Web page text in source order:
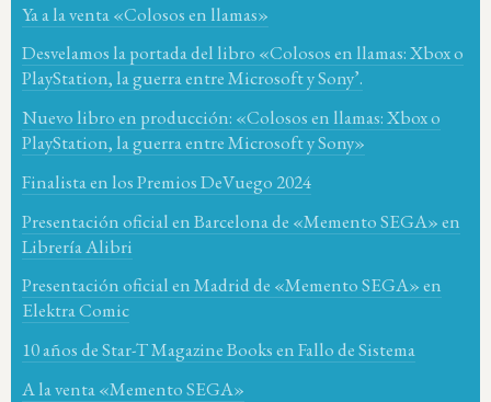
Ya a la venta «Colosos en llamas»
Desvelamos la portada del libro «Colosos en llamas: Xbox o
PlayStation, la guerra entre Microsoft y Sony’.
Nuevo libro en producción: «Colosos en llamas: Xbox o
PlayStation, la guerra entre Microsoft y Sony»
Finalista en los Premios DeVuego 2024
Presentación oficial en Barcelona de «Memento SEGA» en
Librería Alibri
Presentación oficial en Madrid de «Memento SEGA» en
Elektra Comic
10 años de Star-T Magazine Books en Fallo de Sistema
A la venta «Memento SEGA»